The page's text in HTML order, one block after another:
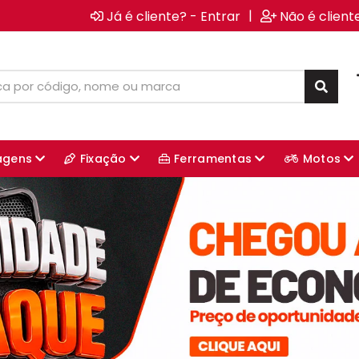
Já é cliente? - Entrar | Não é
Fixação Ferramentas Motos